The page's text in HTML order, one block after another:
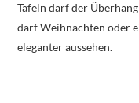
Tafeln darf der
darf Weihnachten oder
eleganter aussehen.